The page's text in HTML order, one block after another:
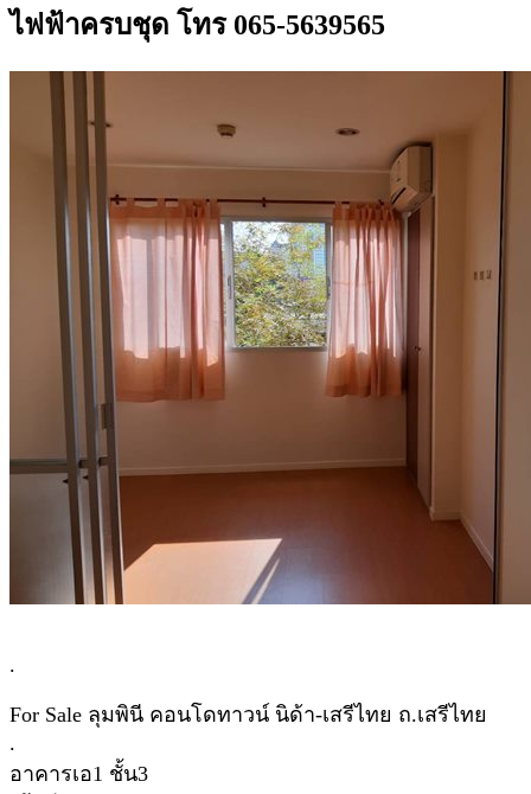
ไฟฟ้าครบชุด โทร 065-5639565
.
For Sale ลุมพินี คอนโดทาวน์ นิด้า-เสรีไทย ถ.เสรีไทย
.
อาคารเอ1 ชั้น3